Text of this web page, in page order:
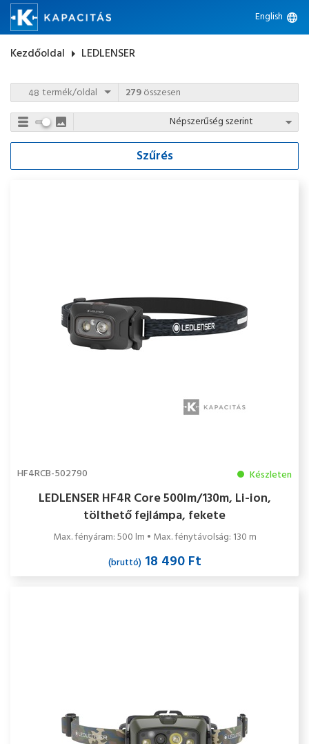
English language
Kezdőoldal arrow_right LEDLENSER
termék/oldal 279összesen
Szűrés
HF4RCB-502790 Készleten
LEDLENSER HF4R Core 500lm/130m, Li-ion,
tölthető fejlámpa, fekete
Max. fényáram: 500 lm • Max. fénytávolság: 130 m
(bruttó)18 490 Ft